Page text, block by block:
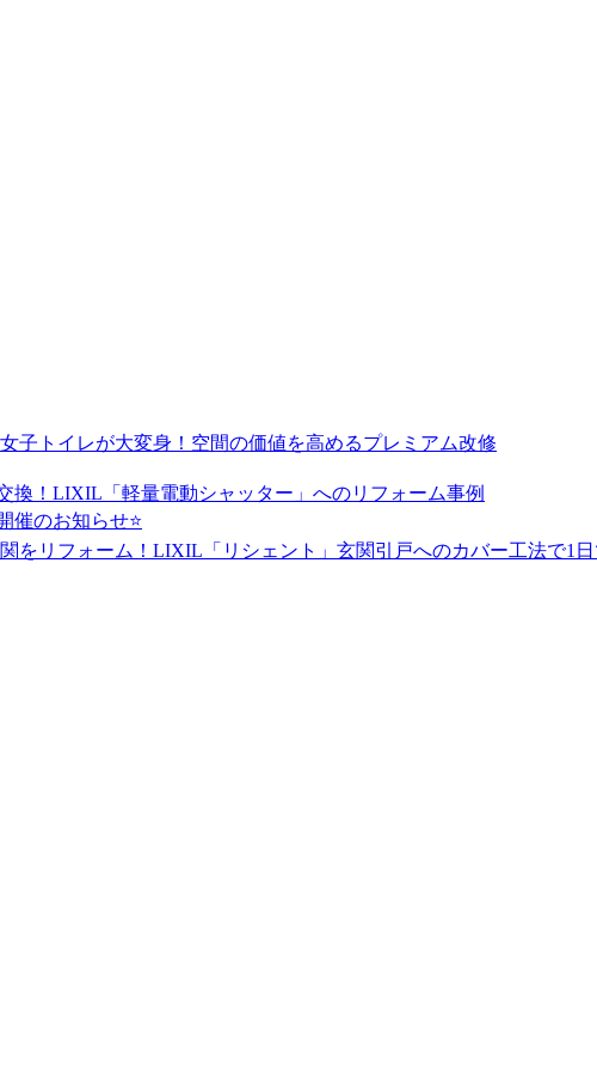
子トイレが大変身！空間の価値を高めるプレミアム改修
換！LIXIL「軽量電動シャッター」へのリフォーム事例
催のお知らせ⭐
をリフォーム！LIXIL「リシェント」玄関引戸へのカバー工法で1日